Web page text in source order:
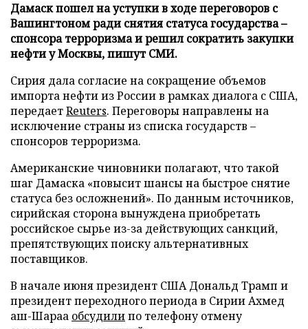
Дамаск пошел на уступки в ходе переговоров с
Вашингтоном ради снятия статуса государства –
спонсора терроризма и решил сократить закупки
нефти у Москвы, пишут СМИ.
Сирия дала согласие на сокращение объемов
импорта нефти из России в рамках диалога с США,
передаетReuters. Переговоры направлены на
исключение страны из списка государств –
спонсоров терроризма.
Американские чиновники полагают, что такой
шаг Дамаска «повысит шансы на быстрое снятие
статуса без осложнений». По данным источников,
сирийская сторона вынуждена приобретать
российское сырье из-за действующих санкций,
препятствующих поиску альтернативных
поставщиков.
В начале июня президент США Дональд Трамп и
президент переходного периода в Сирии Ахмед
аш-Шараа обсудилипо телефону отмену